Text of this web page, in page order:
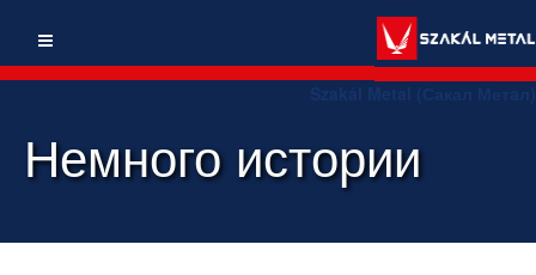
Szakál Metal (Сакал Метaл)
Немного истории